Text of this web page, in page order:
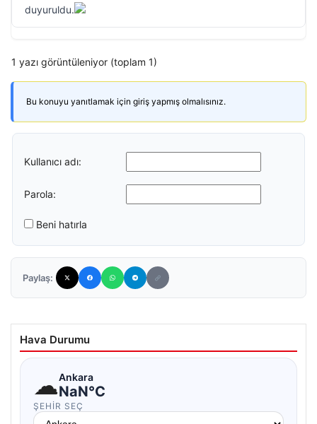
duyuruldu.
1 yazı görüntüleniyor (toplam 1)
Bu konuyu yanıtlamak için giriş yapmış olmalısınız.
Kullanıcı adı:
Parola:
Beni hatırla
Paylaş:
Hava Durumu
☁Ankara
NaN°C
ŞEHIR SEÇ